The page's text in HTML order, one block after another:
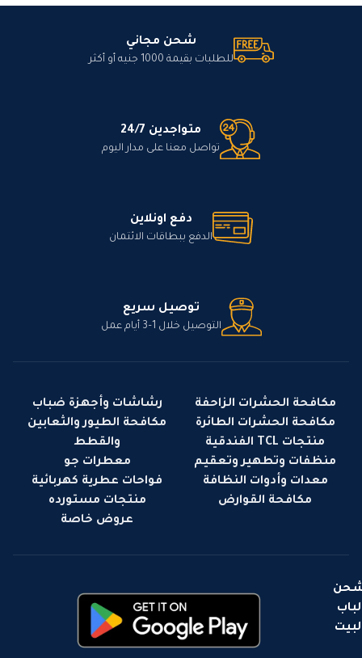
شحن مجاني
للطلبات بقيمة 1000 جنيه أو أكثر
متواجدين 24/7
تواصل معنا على مدار اليوم
دفع اونلاين
الدفع ببطاقات الائتمان
توصيل سريع
التوصيل خلال 1–3 أيام عمل
مكافحة الحشرات الزاحفة
مكافحة الحشرات الطائرة
منتجات TCL الفندقية
منظفات وتطهير وتعقيم
معدات وأدوات النظافة
مكافحة القوارض
رشاشات وأجهزة ضباب
مكافحة الطيور والثعابين
والقطط
معطرات جو
فواحات عطرية كهربائية
منتجات مستورده
عروض خاصة
لباب